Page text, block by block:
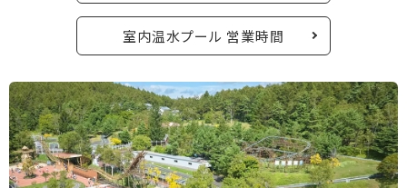
アクセス
よくある質問 お問い合わせ
室内温水プール 営業時間